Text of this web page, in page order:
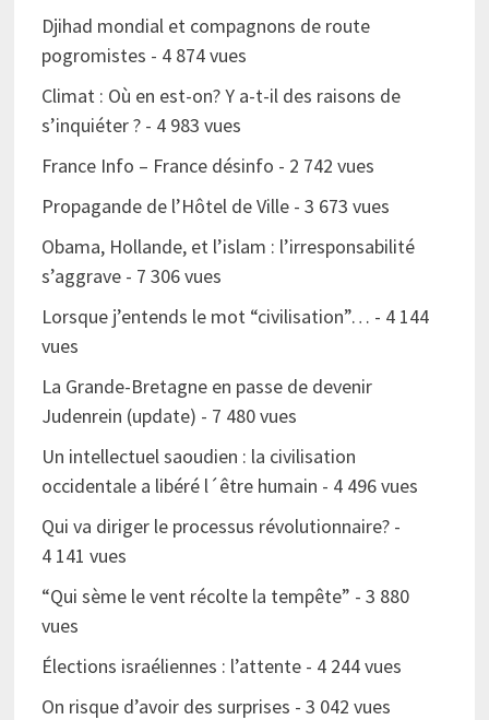
Djihad mondial et compagnons de route
pogromistes - 4 874 vues
Climat : Où en est-on? Y a-t-il des raisons de
s’inquiéter ?- 4 983 vues
France Info – France désinfo - 2 742 vues
Propagande de l’Hôtel de Ville- 3 673 vues
Obama, Hollande, et l’islam : l’irresponsabilité
s’aggrave- 7 306 vues
Lorsque j’entends le mot “civilisation”… - 4 144
vues
La Grande-Bretagne en passe de devenir
Judenrein (update) - 7 480 vues
Un intellectuel saoudien : la civilisation
occidentale a libéré l´être humain - 4 496 vues
Qui va diriger le processus révolutionnaire?-
4 141 vues
“Qui sème le vent récolte la tempête” - 3 880
vues
Élections israéliennes : l’attente- 4 244 vues
On risque d’avoir des surprises - 3 042 vues